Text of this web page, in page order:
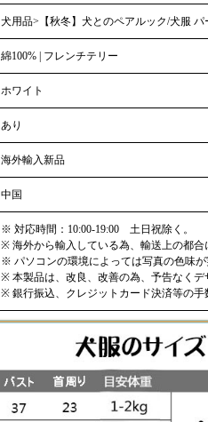
犬用品>【秋冬】犬とのペアルック/犬服 パ
綿100% | フレンチテリー
ホワイト
あり
海外輸入新品
中国
※ 対応時間：10:00-19:00 土日祝除く。
※ 海外から輸入している為、輸送上の都
※ パソコンの環境によっては写真の色味
※ 本製品は、改良、改善の為、予告なく
※ 銀行振込、クレジットカード決済等の